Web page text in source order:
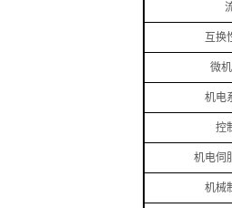
互换
微
机电
控
机电伺
机械